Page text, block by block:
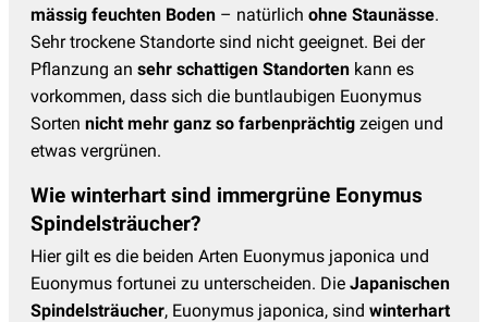
mässig feuchten Boden – natürlich ohne Staunässe.
Sehr trockene Standorte sind nicht geeignet. Bei der
Pflanzung an sehr schattigen Standorten kann es
vorkommen, dass sich die buntlaubigen Euonymus
Sorten nicht mehr ganz so farbenprächtig zeigen und
etwas vergrünen.
Wie winterhart sind immergrüne Eonymus
Spindelsträucher?
Hier gilt es die beiden Arten Euonymus japonica und
Euonymus fortunei zu unterscheiden. Die Japanischen
Spindelsträucher, Euonymus japonica, sind winterhart